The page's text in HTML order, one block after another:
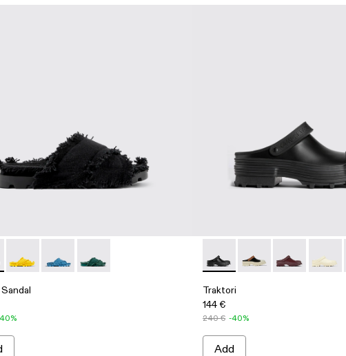
Sandal - A500001-004 - Black
Brutus Sandal - A500001-003 - Yellow
Brutus Sandal - A500001-002 - Blue
Brutus Sandal - A500001-001 - GreenTraktori - A500006-001 -
Traktori - A500006-
Traktori -
Traktori
144 €
240 € -40%
Add